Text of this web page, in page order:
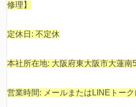
修理】
定休日: 不定休
本社所在地: 大阪府東大阪市大蓮南
営業時間: メールまたはLINEトー